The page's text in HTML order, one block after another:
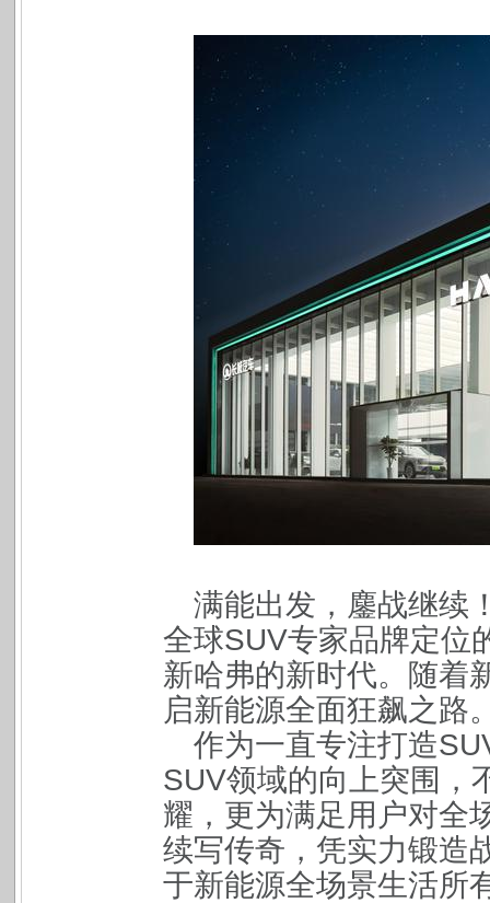
满能出发，鏖战继续
全球SUV专家品牌定位
新哈弗的新时代。随着
启新能源全面狂飙之路
作为一直专注打造
SUV领域的向上突围，
耀，更为满足用户对全
续写传奇，凭实力锻造
于新能源全场景生活所